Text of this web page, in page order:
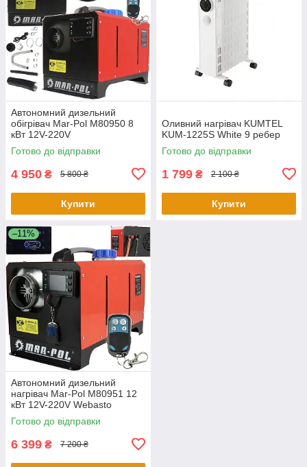
Автономний дизельний
обігрівач Mar-Pol M80950 8
кВт 12V-220V
Готово до відправки
4 950 ₴ 5 800 ₴
Купити
Оливний нагрівач KUMTEL
KUM-1225S White 9 ребер
Готово до відправки
1 799 ₴ 2 100 ₴
Купити
–11%
Автономний дизельний
нагрівач Mar-Pol M80951 12
кВт 12V-220V Webasto
Готово до відправки
6 399 ₴ 7 200 ₴